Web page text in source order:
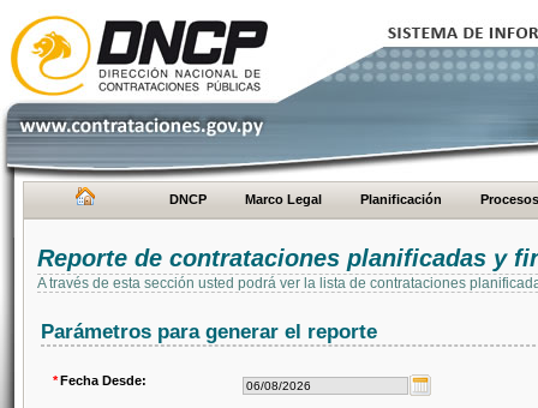
DNCP Marco Legal Planificación Procesos
Reporte de contrataciones planificadas y
A través de esta sección usted podrá ver la lista de contrataciones
Parámetros para generar el reporte
*Fecha Desde: